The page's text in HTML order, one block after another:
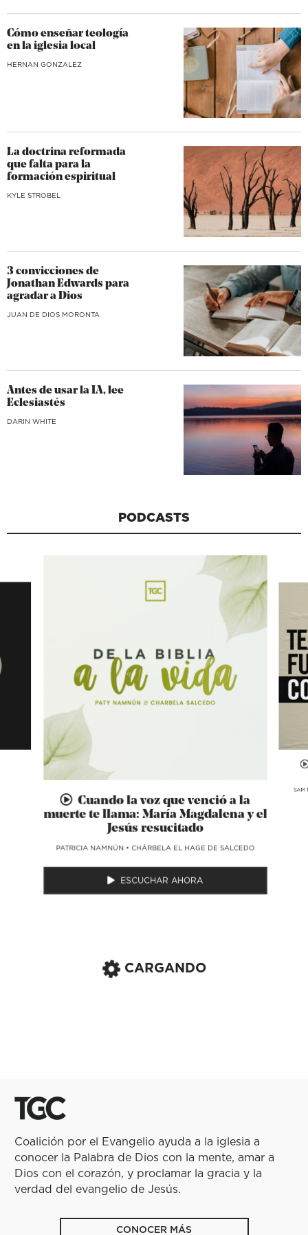
Cómo enseñar teología
en la iglesia local
HERNAN GONZALEZ
La doctrina reformada
que falta para la
formación espiritual
KYLE STROBEL
3 convicciones de
Jonathan Edwards para
agradar a Dios
JUAN DE DIOS MORONTA
Antes de usar la IA, lee
Eclesiastés
DARIN WHITE
PODCASTS
Cuando la voz que venció a la
muerte te llama: María Magdalena y el
Jesús resucitado
​PATRICIA NAMNÚN •CHÁRBELA EL HAGE DE SALCEDO
ESCUCHAR AHORA
SAM
CARGANDO
Coalición por el Evangelio ayuda a la iglesia a
conocer la Palabra de Dios con la mente, amar a
Dios con el corazón, y proclamar la gracia y la
verdad del evangelio de Jesús.
CONOCER MÁS